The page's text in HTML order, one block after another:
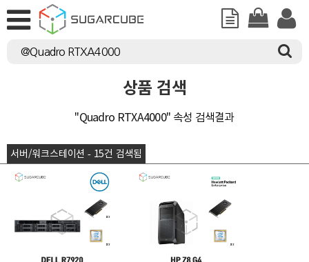
상품 검색
"Quadro RTXA4000" 속성 검색결과
서버/워크스테이션 - 15건 검색됨